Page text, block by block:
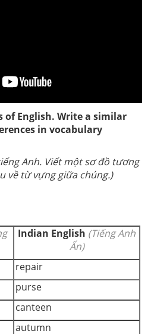
of English. Write a similar
in vocabulary
Anh. Viết một sơ đồ tương
về từ vựng giữa chúng.)
Indian English (Tiếng Anh
Ấn)
repair
purse
canteen
autumn